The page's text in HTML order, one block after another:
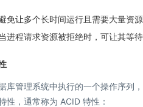
免让多个长时间运行且需要大量资
进程请求资源被拒绝时，可让其等
库管理系统中执行的一个操作序列
性，通常称为 ACID 特性：